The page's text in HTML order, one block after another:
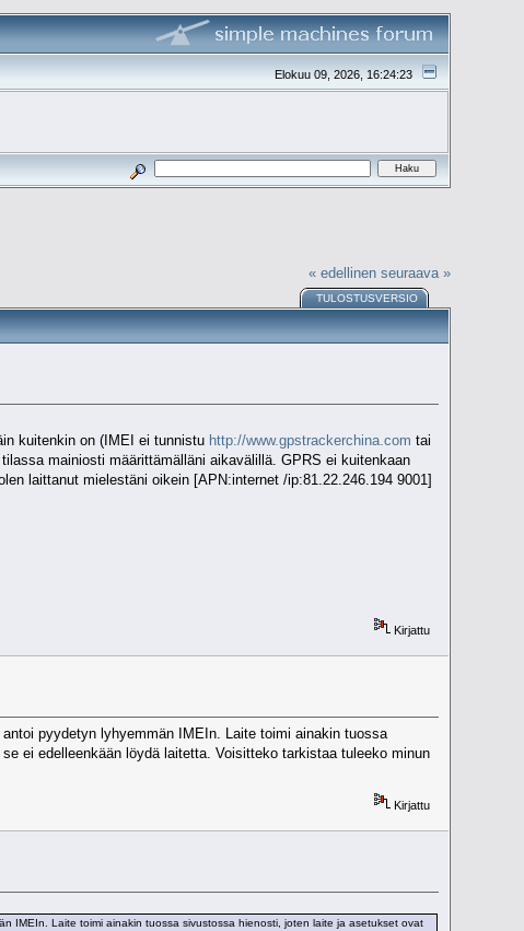
Elokuu 09, 2026, 16:24:23
« edellinen seuraava »
TULOSTUSVERSIO
kuitenkin on (IMEI ei tunnistu http://www.gpstrackerchina.com tai
mainiosti määrittämälläni aikavälillä. GPRS ei kuitenkaan
laittanut mielestäni oikein [APN:internet /ip:81.22.246.194 9001]
Kirjattu
pyydetyn lyhyemmän IMEIn. Laite toimi ainakin tuossa
ei edelleenkään löydä laitetta. Voisitteko tarkistaa tuleeko minun
Kirjattu
IMEIn. Laite toimi ainakin tuossa sivustossa hienosti, joten laite ja asetukset ovat